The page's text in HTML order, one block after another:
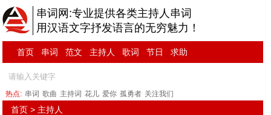
串词网:专业提供各类主持人串词
用汉语文字抒发语言的无穷魅力！
首页 串词 范文 主持人 歌词 节日 求助
热点: 串词 歌曲 主持词 花儿 爱你 孤勇者 关注我们
首页 > 主持人